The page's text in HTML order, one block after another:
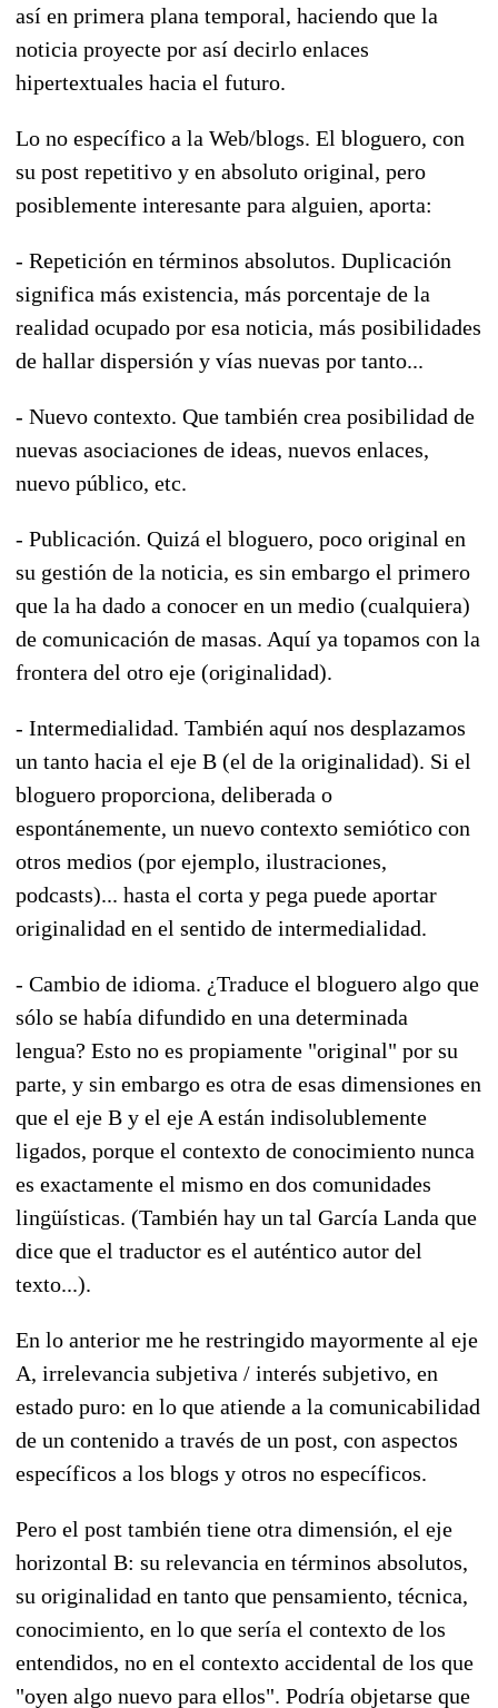
así en primera plana temporal, haciendo que la
noticia proyecte por así decirlo enlaces
hipertextuales hacia el futuro.
Lo no específico a la Web/blogs. El bloguero, con
su post repetitivo y en absoluto original, pero
posiblemente interesante para alguien, aporta:
- Repetición en términos absolutos. Duplicación
significa más existencia, más porcentaje de la
realidad ocupado por esa noticia, más posibilidades
de hallar dispersión y vías nuevas por tanto...
- Nuevo contexto. Que también crea posibilidad de
nuevas asociaciones de ideas, nuevos enlaces,
nuevo público, etc.
- Publicación. Quizá el bloguero, poco original en
su gestión de la noticia, es sin embargo el primero
que la ha dado a conocer en un medio (cualquiera)
de comunicación de masas. Aquí ya topamos con la
frontera del otro eje (originalidad).
- Intermedialidad. También aquí nos desplazamos
un tanto hacia el eje B (el de la originalidad). Si el
bloguero proporciona, deliberada o
espontánemente, un nuevo contexto semiótico con
otros medios (por ejemplo, ilustraciones,
podcasts)... hasta el corta y pega puede aportar
originalidad en el sentido de intermedialidad.
- Cambio de idioma. ¿Traduce el bloguero algo que
sólo se había difundido en una determinada
lengua? Esto no es propiamente "original" por su
parte, y sin embargo es otra de esas dimensiones en
que el eje B y el eje A están indisolublemente
ligados, porque el contexto de conocimiento nunca
es exactamente el mismo en dos comunidades
lingüísticas. (También hay un tal García Landa que
dice que el traductor es el auténtico autor del
texto...).
En lo anterior me he restringido mayormente al eje
A, irrelevancia subjetiva / interés subjetivo, en
estado puro: en lo que atiende a la comunicabilidad
de un contenido a través de un post, con aspectos
específicos a los blogs y otros no específicos.
Pero el post también tiene otra dimensión, el eje
horizontal B: su relevancia en términos absolutos,
su originalidad en tanto que pensamiento, técnica,
conocimiento, en lo que sería el contexto de los
entendidos, no en el contexto accidental de los que
"oyen algo nuevo para ellos". Podría objetarse que